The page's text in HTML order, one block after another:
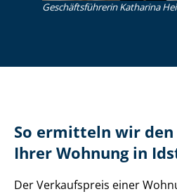
Ge­schäfts­füh­re­rin Katharina
So ermitteln wir
Ihrer Wohnung in
Der Verkaufspreis einer